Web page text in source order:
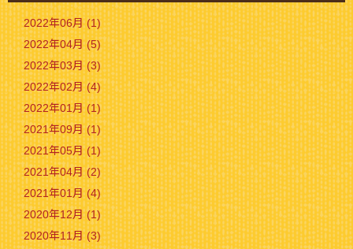
2022年06月 (1)
2022年04月 (5)
2022年03月 (3)
2022年02月 (4)
2022年01月 (1)
2021年09月 (1)
2021年05月 (1)
2021年04月 (2)
2021年01月 (4)
2020年12月 (1)
2020年11月 (3)